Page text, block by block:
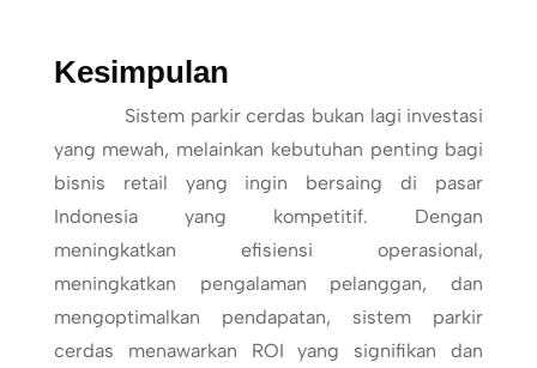
Kesimpulan
Sistem parkir cerdas bukan lagi investasi
yang mewah, melainkan kebutuhan penting bagi
bisnis retail yang ingin bersaing di pasar
Indonesia yang kompetitif. Dengan
meningkatkan efisiensi operasional,
meningkatkan pengalaman pelanggan, dan
mengoptimalkan pendapatan, sistem parkir
cerdas menawarkan ROI yang signifikan dan